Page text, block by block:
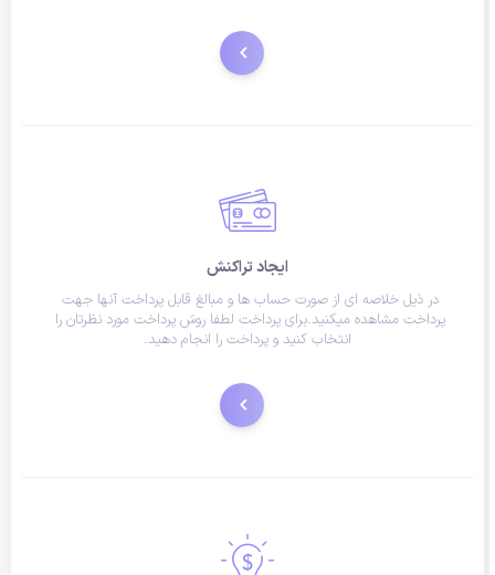
سفارش
ایجاد تراکنش
در ذیل خلاصه ای از صورت حساب ها و مبالغ قابل پرداخت آنها جهت
پرداخت مشاهده میکنید.برای پرداخت لطفا روش پرداخت مورد نظرتان را
انتخاب کنید و پرداخت را انجام دهید.
هم اکنون پرداخت کنید